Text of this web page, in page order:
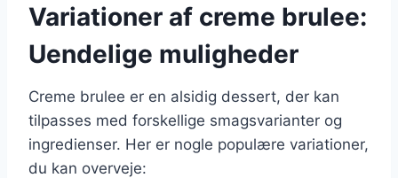
Variationer af creme brulee:
Uendelige muligheder
Creme brulee er en alsidig dessert, der kan
tilpasses med forskellige smagsvarianter og
ingredienser. Her er nogle populære variationer,
du kan overveje: